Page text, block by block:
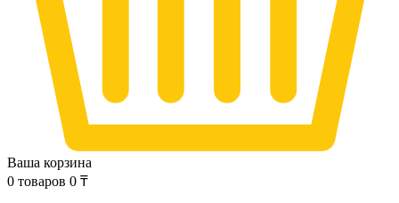
Ваша корзина
0 товаров 0 ₸